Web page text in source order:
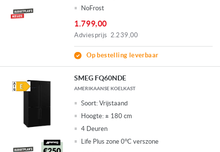
NoFrost
1.799,00
Adviesprijs 2.239,00
Op bestelling leverbaar
SMEG FQ60NDE
AMERIKAANSE KOELKAST
Soort: Vrijstaand
Hoogte: ± 180 cm
4 Deuren
Life Plus zone 0°C verszone